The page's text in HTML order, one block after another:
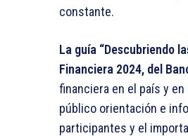
constante.
La guía “Descubriendo
Financiera 2024, del
financiera en el país y
público orientación e
participantes y el